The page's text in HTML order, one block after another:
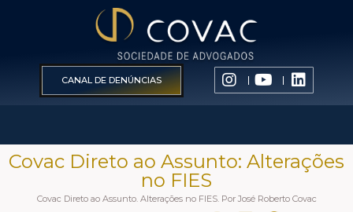
CANAL DE DENÚNCIAS
Covac Direto ao Assunto: Alterações
no FIES
Covac Direto ao Assunto. Alterações no FIES. Por José Roberto Covac